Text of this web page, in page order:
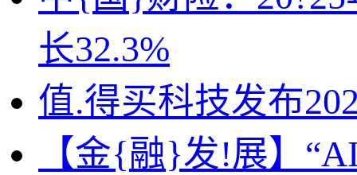
长32.3%
值.得买科技发布
【金{融}发!展】